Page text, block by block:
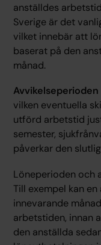
anställdes
Sverige är det
vilket innebär att
baserat på den
månad.
Avvikelseperioden
vilken eventuella
utförd arbetstid
semester,
påverkar den
Löneperioden och
Till exempel kan
innevarande
arbetstiden, innan
den anställda